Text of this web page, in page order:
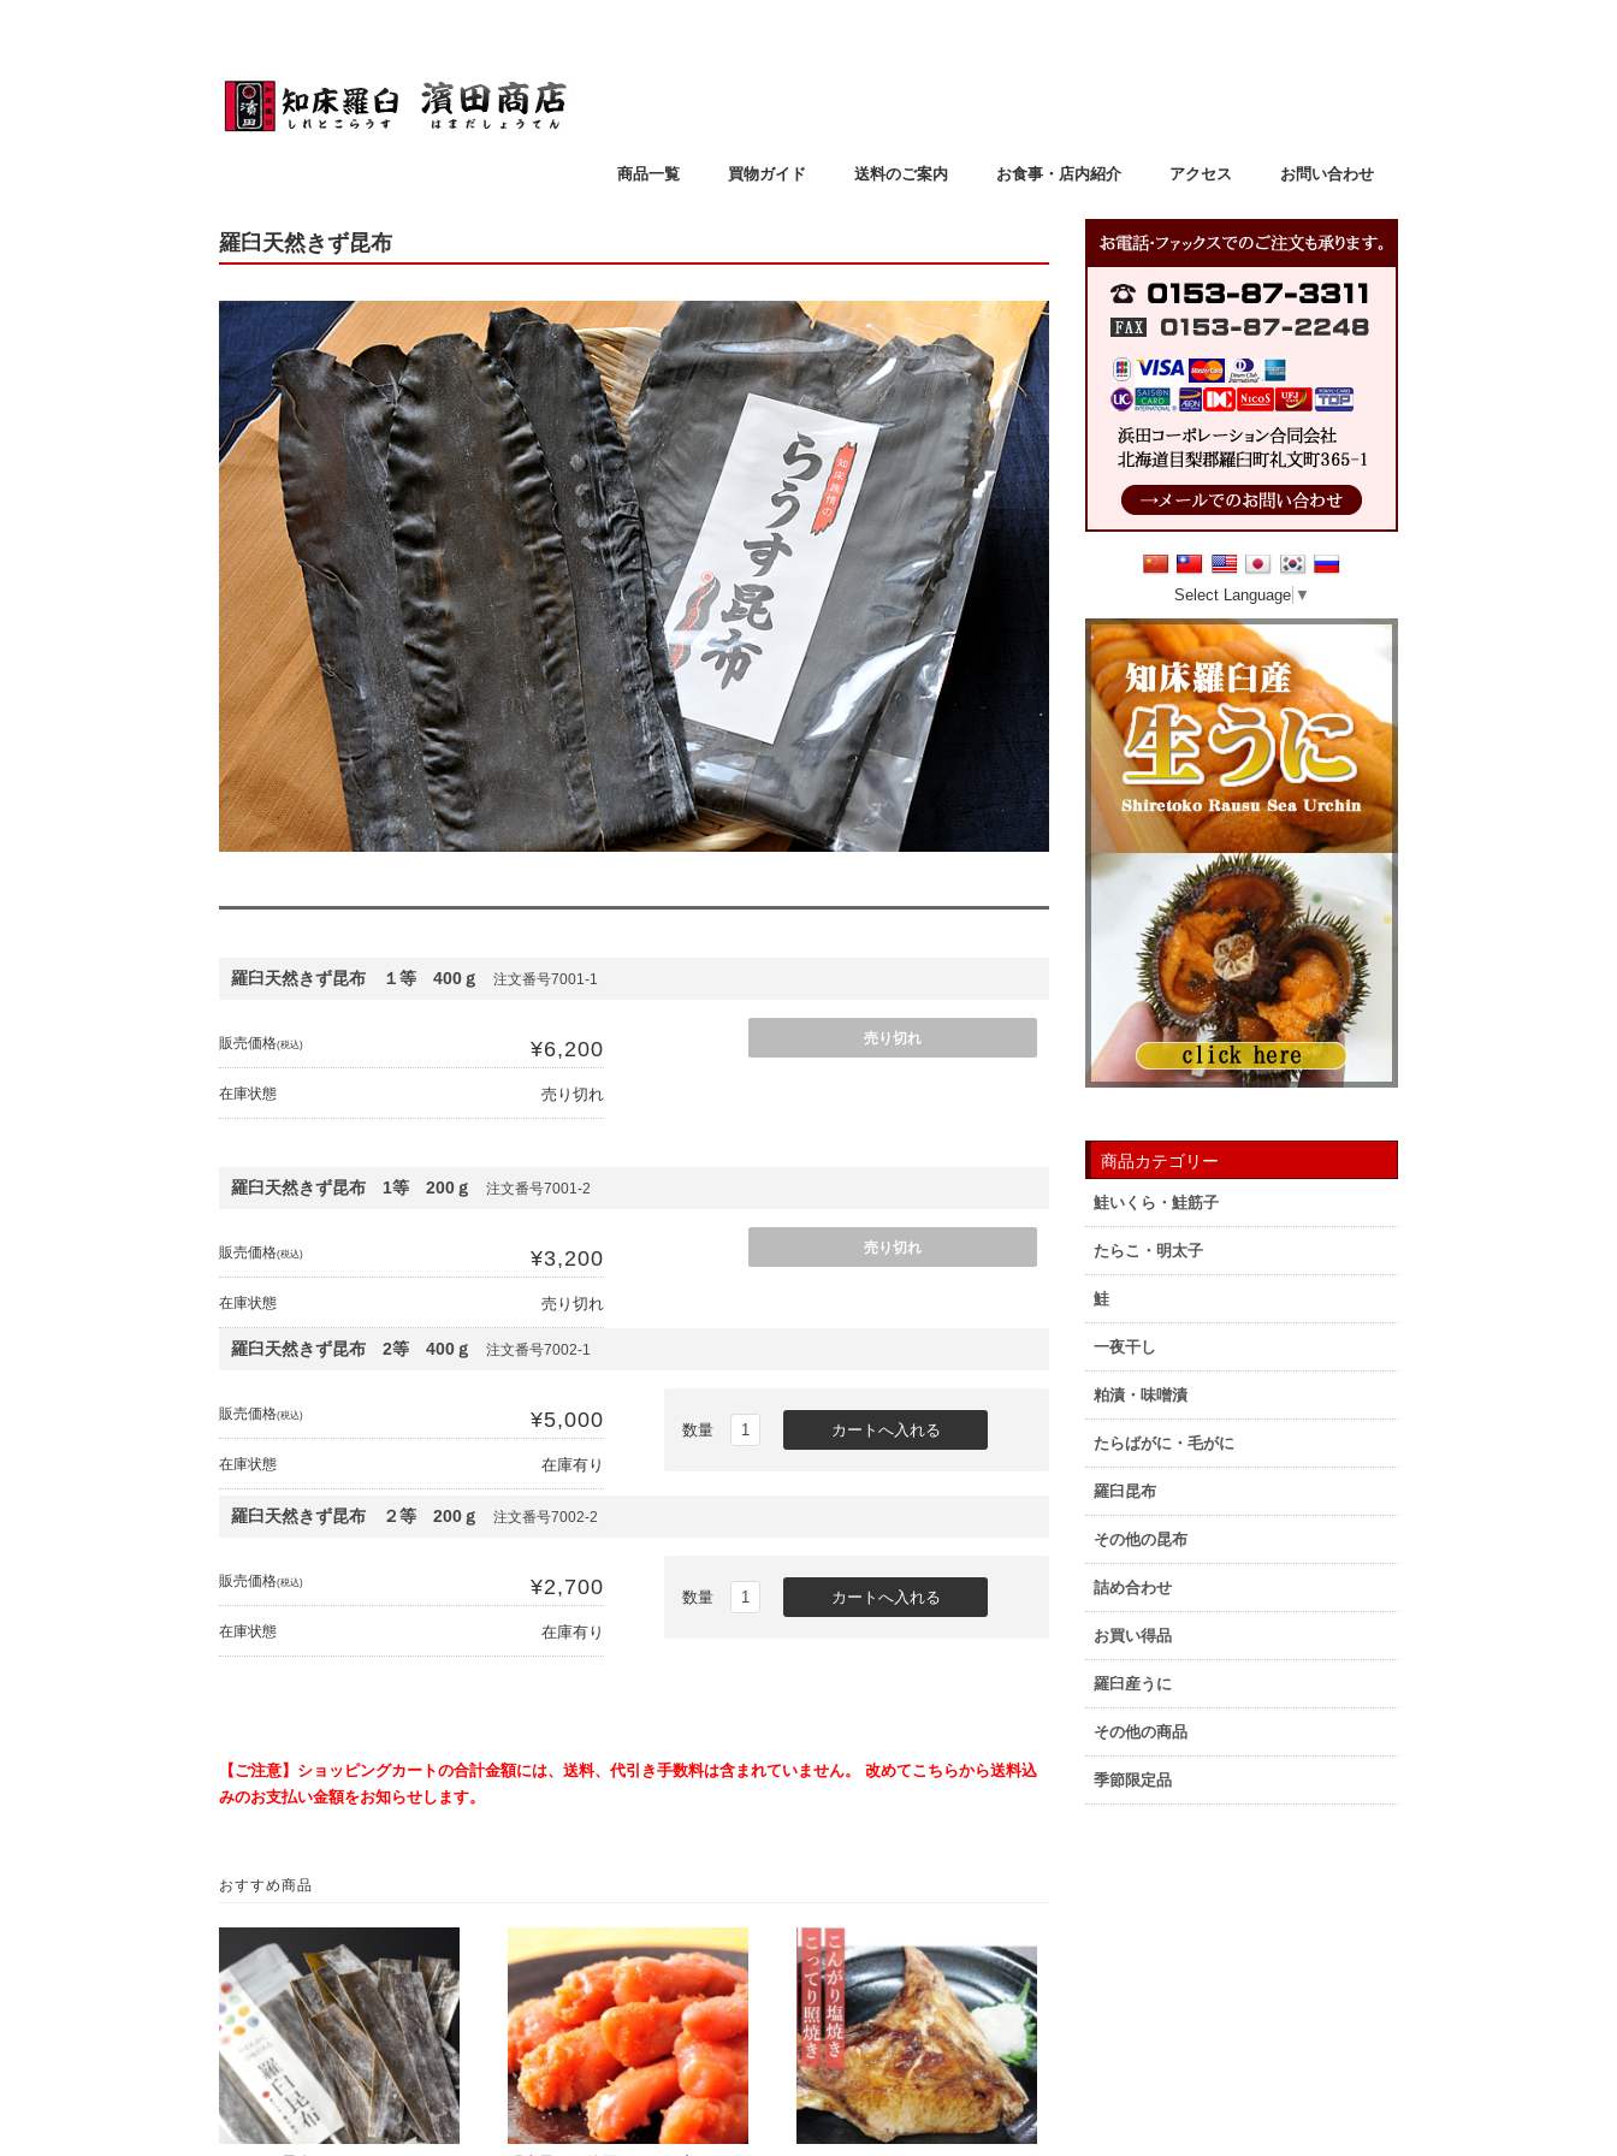
商品一覧 買物ガイド 送料のご案内 お食事・店内紹介 アクセス お問い合わせ
羅臼天然きず昆布
羅臼天然きず昆布 １等 400ｇ 注文番号7001-1
販売価格(税込) ¥6,200
在庫状態 売り切れ
売り切れ
羅臼天然きず昆布 1等 200ｇ 注文番号7001-2
販売価格(税込) ¥3,200
在庫状態 売り切れ
売り切れ
羅臼天然きず昆布 2等 400ｇ 注文番号7002-1
販売価格(税込) ¥5,000
在庫状態 在庫有り
数量
羅臼天然きず昆布 ２等 200ｇ 注文番号7002-2
販売価格(税込) ¥2,700
在庫状態 在庫有り
数量
【ご注意】ショッピングカートの合計金額には、送料、代引き手数料は含まれていません。 改めてこちらから送料込
みのお支払い金額をお知らせします。
おすすめ商品
Select Language ▼
商品カテゴリー
鮭いくら・鮭筋子
たらこ・明太子
鮭
一夜干し
粕漬・味噌漬
たらばがに・毛がに
羅臼昆布
その他の昆布
詰め合わせ
お買い得品
羅臼産うに
その他の商品
季節限定品